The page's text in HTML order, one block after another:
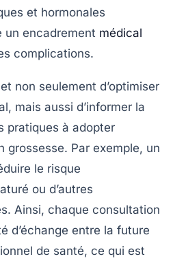
et hormonales
un encadrement médical
complications.
non seulement d’optimiser
mais aussi d’informer la
pratiques à adopter
grossesse. Par exemple, un
le risque
ou d’autres
Ainsi, chaque consultation
d’échange entre la future
de santé, ce qui est